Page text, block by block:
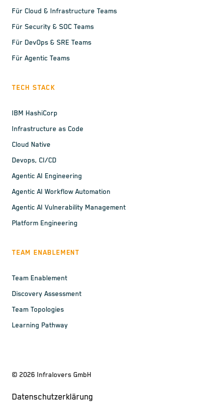
Für Cloud & Infrastructure Teams
Für Security & SOC Teams
Für DevOps & SRE Teams
Für Agentic Teams
TECH STACK
IBM HashiCorp
Infrastructure as Code
Cloud Native
Devops, CI/CD
Agentic AI Engineering
Agentic AI Workflow Automation
Agentic AI Vulnerability Management
Platform Engineering
TEAM ENABLEMENT
Team Enablement
Discovery Assessment
Team Topologies
Learning Pathway
© 2026 Infralovers GmbH
Datenschutzerklärung